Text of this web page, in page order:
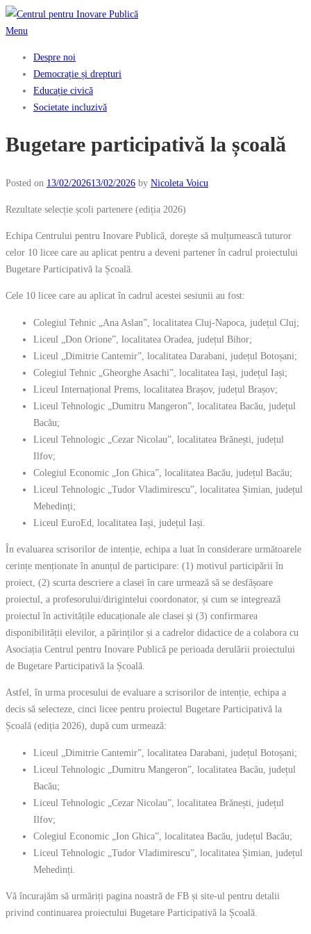
Skip
to
Menu
Despre noi
Democrație și drepturi
Educație civică
Societate incluzivă
Bugetare participativă la școală
Posted on 13/02/202613/02/2026 by Nicoleta Voicu
Rezultate selecție școli partenere (ediția 2026)
Echipa Centrului pentru Inovare Publică, dorește să mulțumească tuturor
celor 10 licee care au aplicat pentru a deveni partener în cadrul proiectului
Bugetare Participativă la Școală.
Cele 10 licee care au aplicat în cadrul acestei sesiunii au fost:
Colegiul Tehnic „Ana Aslan”, localitatea Cluj-Napoca, județul Cluj;
Liceul „Don Orione”, localitatea Oradea, județul Bihor;
Liceul „Dimitrie Cantemir”, localitatea Darabani, județul Botoșani;
Colegiul Tehnic „Gheorghe Asachi”, localitatea Iași, județul Iași;
Liceul Internațional Prems, localitatea Brașov, județul Brașov;
Liceul Tehnologic „Dumitru Mangeron”, localitatea Bacău, județul
Bacău;
Liceul Tehnologic „Cezar Nicolau”, localitatea Brănești, județul
Ilfov;
Colegiul Economic „Ion Ghica”, localitatea Bacău, județul Bacău;
Liceul Tehnologic „Tudor Vladimirescu”, localitatea Șimian, județul
Mehedinți;
Liceul EuroEd, localitatea Iași, județul Iași.
În evaluarea scrisorilor de intenție, echipa a luat în considerare următoarele
cerințe menționate în anunțul de participare: (1) motivul participării în
proiect, (2) scurta descriere a clasei în care urmează să se desfășoare
proiectul, a profesorului/dirigintelui coordonator, și cum se integrează
proiectul în activitățile educaționale ale clasei și (3) confirmarea
disponibilității elevilor, a părinților și a cadrelor didactice de a colabora cu
Asociația Centrul pentru Inovare Publică pe perioada derulării proiectului
de Bugetare Participativă la Școală.
Astfel, în urma procesului de evaluare a scrisorilor de intenție, echipa a
decis să selecteze, cinci licee pentru proiectul Bugetare Participativă la
Școală (ediția 2026), după cum urmează:
Liceul „Dimitrie Cantemir”, localitatea Darabani, județul Botoșani;
Liceul Tehnologic „Dumitru Mangeron”, localitatea Bacău, județul
Bacău;
Liceul Tehnologic „Cezar Nicolau”, localitatea Brănești, județul
Ilfov;
Colegiul Economic „Ion Ghica”, localitatea Bacău, județul Bacău;
Liceul Tehnologic „Tudor Vladimirescu”, localitatea Șimian, județul
Mehedinți.
Vă încurajăm să urmăriți pagina noastră de FB și site-ul pentru detalii
privind continuarea proiectului Bugetare Participativă la Școală.